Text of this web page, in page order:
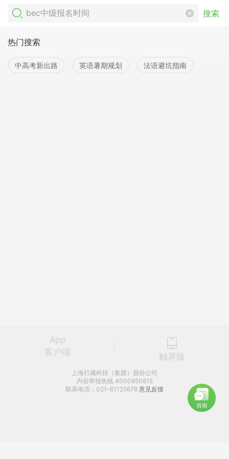
搜索
热门搜索
中高考新出路 英语暑期规划 法语避坑指南
App
客户端
触屏版
上海行藏科技（集团）股份公司
内容举报热线 4000850815
联系电话：021-61125678 意见反馈